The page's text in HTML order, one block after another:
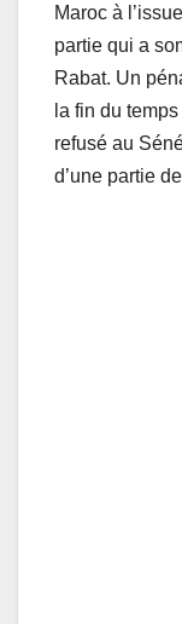
Maroc à
partie qui a
Rabat. Un
la fin du
refusé au
d’une partie